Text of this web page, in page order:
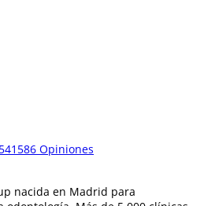
41586 Opiniones
nacida en Madrid para